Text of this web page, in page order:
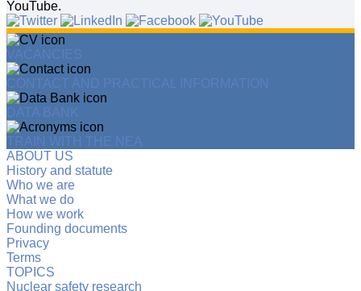
YouTube.
VACANCIES
CONTACT AND PRACTICAL INFORMATION
DATA BANK
TRAIN WITH THE NEA
ABOUT US
History and statute
Who we are
What we do
How we work
Founding documents
Privacy
Terms
TOPICS
Nuclear safety research